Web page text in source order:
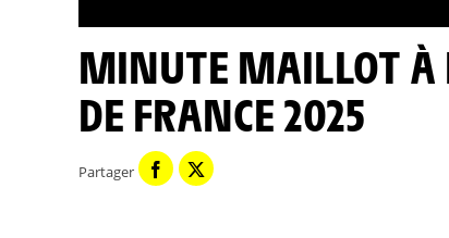
MINUTE MAILLOT À POIS LECLERC - ÉTAPE 14 - TOUR
DE FRANCE 2025
Partager